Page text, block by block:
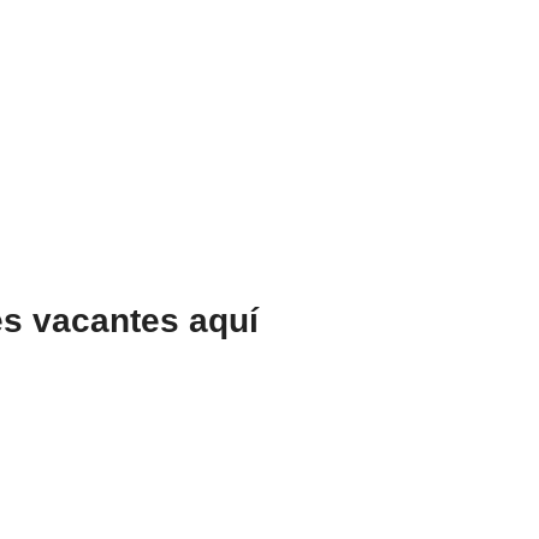
vacantes aquí